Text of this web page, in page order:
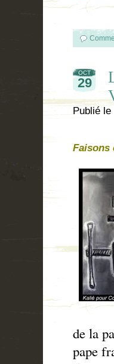
OCT
29
Publié le
Faisons
de la
pape